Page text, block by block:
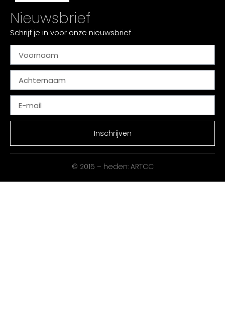
Nieuwsbrief
Schrijf je in voor onze nieuwsbrief
Inschrijven
© 2015 – heden: ARTCC